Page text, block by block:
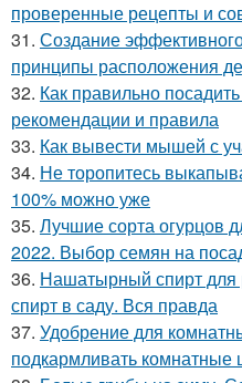
проверенные рецепты и
31. Создание
принципы расположения
32. Как правильно
рекомендации и правила
33. Как вывести мышей с
34. Не торопитесь
100% можно уже
35. Лучшие сорта огурцов
2022. Выбор семян на
36. Нашатырный спирт
спирт в саду. Вся правда
37. Удобрение для
подкармливать комнатные